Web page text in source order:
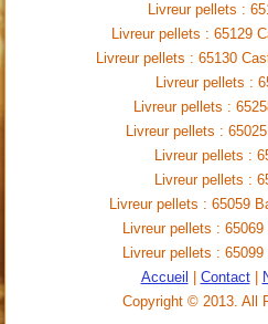
Livreur pellets :
Livreur pellets : 65129
Livreur pellets : 65130
Livreur pellets :
Livreur pellets :
Livreur pellets :
Livreur pellets :
Livreur pellets :
Livreur pellets : 65059
Livreur pellets :
Livreur pellets : 65099
Accueil
Contact|
Copyright © 2013. All